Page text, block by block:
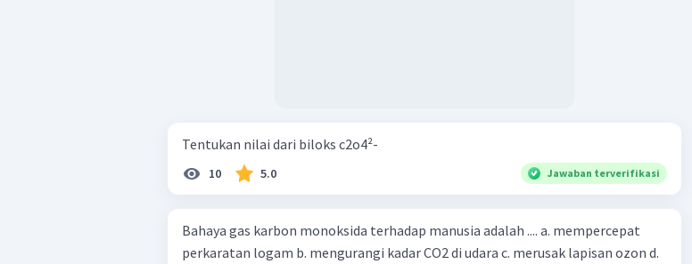
Tentukan nilai dari biloks c2o4²-
10 5.0 Jawaban terverifikasi
Bahaya gas karbon monoksida terhadap manusia adalah .... a. mempercepat
perkaratan logam b. mengurangi kadar CO2 di udara c. merusak lapisan ozon d.